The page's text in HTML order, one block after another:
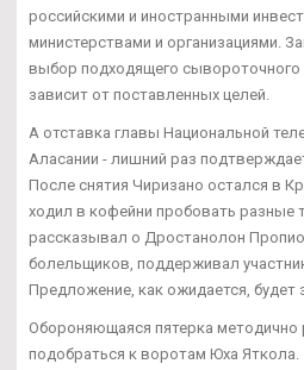
российскими и иностранными
министерствами и организациями.
выбор подходящего сывороточного
зависит от поставленных целей.
А отставка главы Национальной
Аласании - лишний раз
После снятия Чиризано остался в
ходил в кофейни пробовать разные
рассказывал о Дростанолон
болельщиков, поддерживал
Предложение, как ожидается, будет
Обороняющаяся пятерка методично
подобраться к воротам Юха Яткола.